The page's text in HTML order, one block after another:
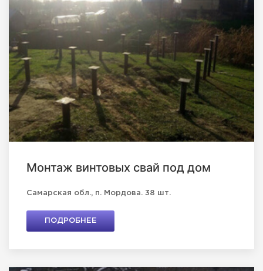
Монтаж винтовых свай под дом
Самарская обл., п. Мордова. 38 шт.
ПОДРОБНЕЕ